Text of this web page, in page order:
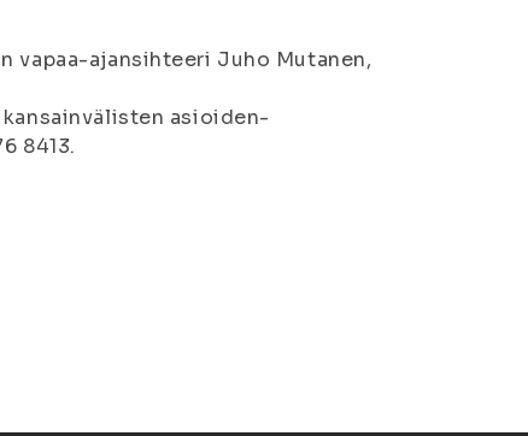
vapaa-ajansihteeri Juho Mutanen,
asioiden-
8413.